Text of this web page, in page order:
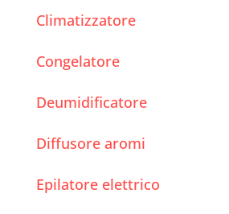
Climatizzatore
Congelatore
Deumidificatore
Diffusore aromi
Epilatore elettrico